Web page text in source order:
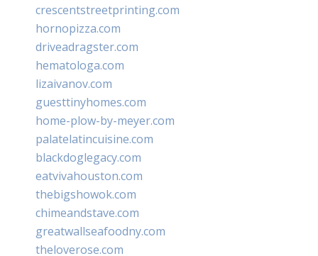
crescentstreetprinting.com
hornopizza.com
driveadragster.com
hematologa.com
lizaivanov.com
guesttinyhomes.com
home-plow-by-meyer.com
palatelatincuisine.com
blackdoglegacy.com
eatvivahouston.com
thebigshowok.com
chimeandstave.com
greatwallseafoodny.com
theloverose.com